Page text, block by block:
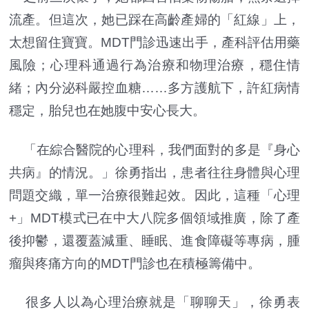
流產。但這次，她已踩在高齡產婦的「紅線」上，
太想留住寶寶。MDT門診迅速出手，產科評估用藥
風險；心理科通過行為治療和物理治療，穩住情
緒；內分泌科嚴控血糖……多方護航下，許紅病情
穩定，胎兒也在她腹中安心長大。
「在綜合醫院的心理科，我們面對的多是『身心
共病』的情況。」徐勇指出，患者往往身體與心理
問題交織，單一治療很難起效。因此，這種「心理
+」MDT模式已在中大八院多個領域推廣，除了產
後抑鬱，還覆蓋減重、睡眠、進食障礙等專病，腫
瘤與疼痛方向的MDT門診也在積極籌備中。
很多人以為心理治療就是「聊聊天」，徐勇表